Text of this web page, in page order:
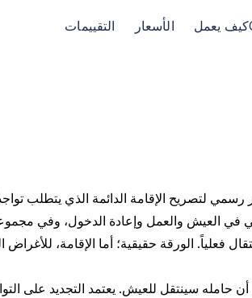
كيف يعمل الأسعار التقييمات
لتصريح الإقامة الدائمة الذي يتطلب
في العيش والعمل وإعادة الدخول، وفي مجموعة
فعلياً. الورقة حقيقية؛ أما الإقامة، للأغراض